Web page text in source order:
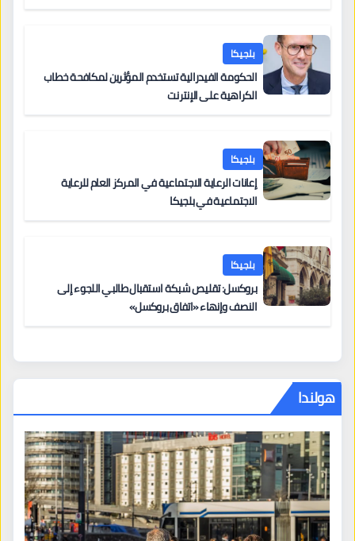
بلجيكا
الحكومة الفيدرالية تستخدم المؤثرين لمكافحة خطاب
الكراهية على الإنترنت
بلجيكا
إعانات الرعاية الاجتماعية في المركز العام للرعاية
الاجتماعية في بلجيكا
بلجيكا
بروكسل: تقليص شبكة استقبال طالبي اللجوء إلى
النصف وإنهاء «اتفاق بروكسل»
هولندا